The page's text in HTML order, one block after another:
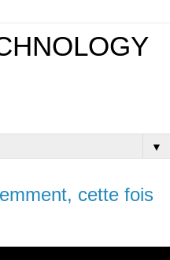
▼
cette fois